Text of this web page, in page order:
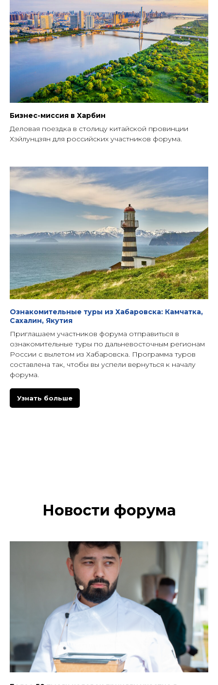
Бизнес-миссия в Харбин
Деловая поездка в столицу китайской провинции
Хэйлунцзян для российских участников форума.
Ознакомительные туры из Хабаровска: Камчатка,
Сахалин, Якутия
Приглашаем участников форума отправиться в
ознакомительные туры по дальневосточным регионам
России с вылетом из Хабаровска. Программа туров
составлена так, чтобы вы успели вернуться к началу
форума.
Узнать больше
Новости форума